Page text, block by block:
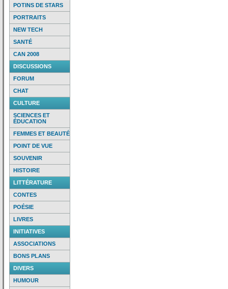
POTINS DE STARS
PORTRAITS
NEW TECH
SANTÉ
CAN 2008
DISCUSSIONS
FORUM
CHAT
CULTURE
SCIENCES ET
ÉDUCATION
FEMMES ET BEAUTÉ
POINT DE VUE
SOUVENIR
HISTOIRE
LITTÉRATURE
CONTES
POÉSIE
LIVRES
INITIATIVES
ASSOCIATIONS
BONS PLANS
DIVERS
HUMOUR